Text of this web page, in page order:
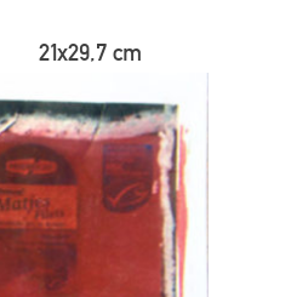
21x29,7 cm